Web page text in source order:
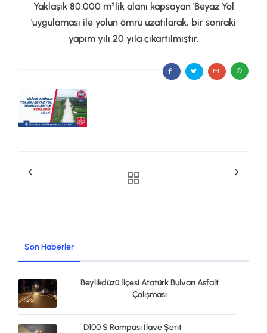
Yaklaşık 80.000 m²lik alanı kapsayan 'Beyaz Yol
'uygulaması ile yolun ömrü uzatılarak, bir sonraki
yapım yılı 20 yıla çıkartılmıştır.
Son Haberler
Beylikdüzü İlçesi Atatürk Bulvarı Asfalt
Çalışması
D100 S Rampası İlave Şerit